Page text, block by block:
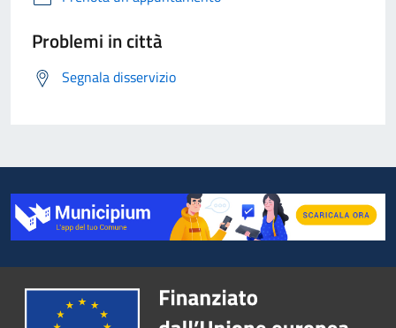
Problemi in città
Segnala disservizio